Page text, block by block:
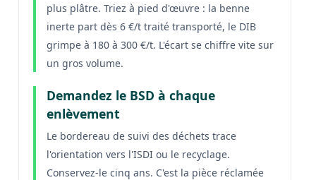
plus plâtre. Triez à pied d'œuvre : la benne
inerte part dès 6 €/t traité transporté, le DIB
grimpe à 180 à 300 €/t. L'écart se chiffre vite sur
un gros volume.
Demandez le BSD à chaque
enlèvement
Le bordereau de suivi des déchets trace
l'orientation vers l'ISDI ou le recyclage.
Conservez-le cinq ans. C'est la pièce réclamée